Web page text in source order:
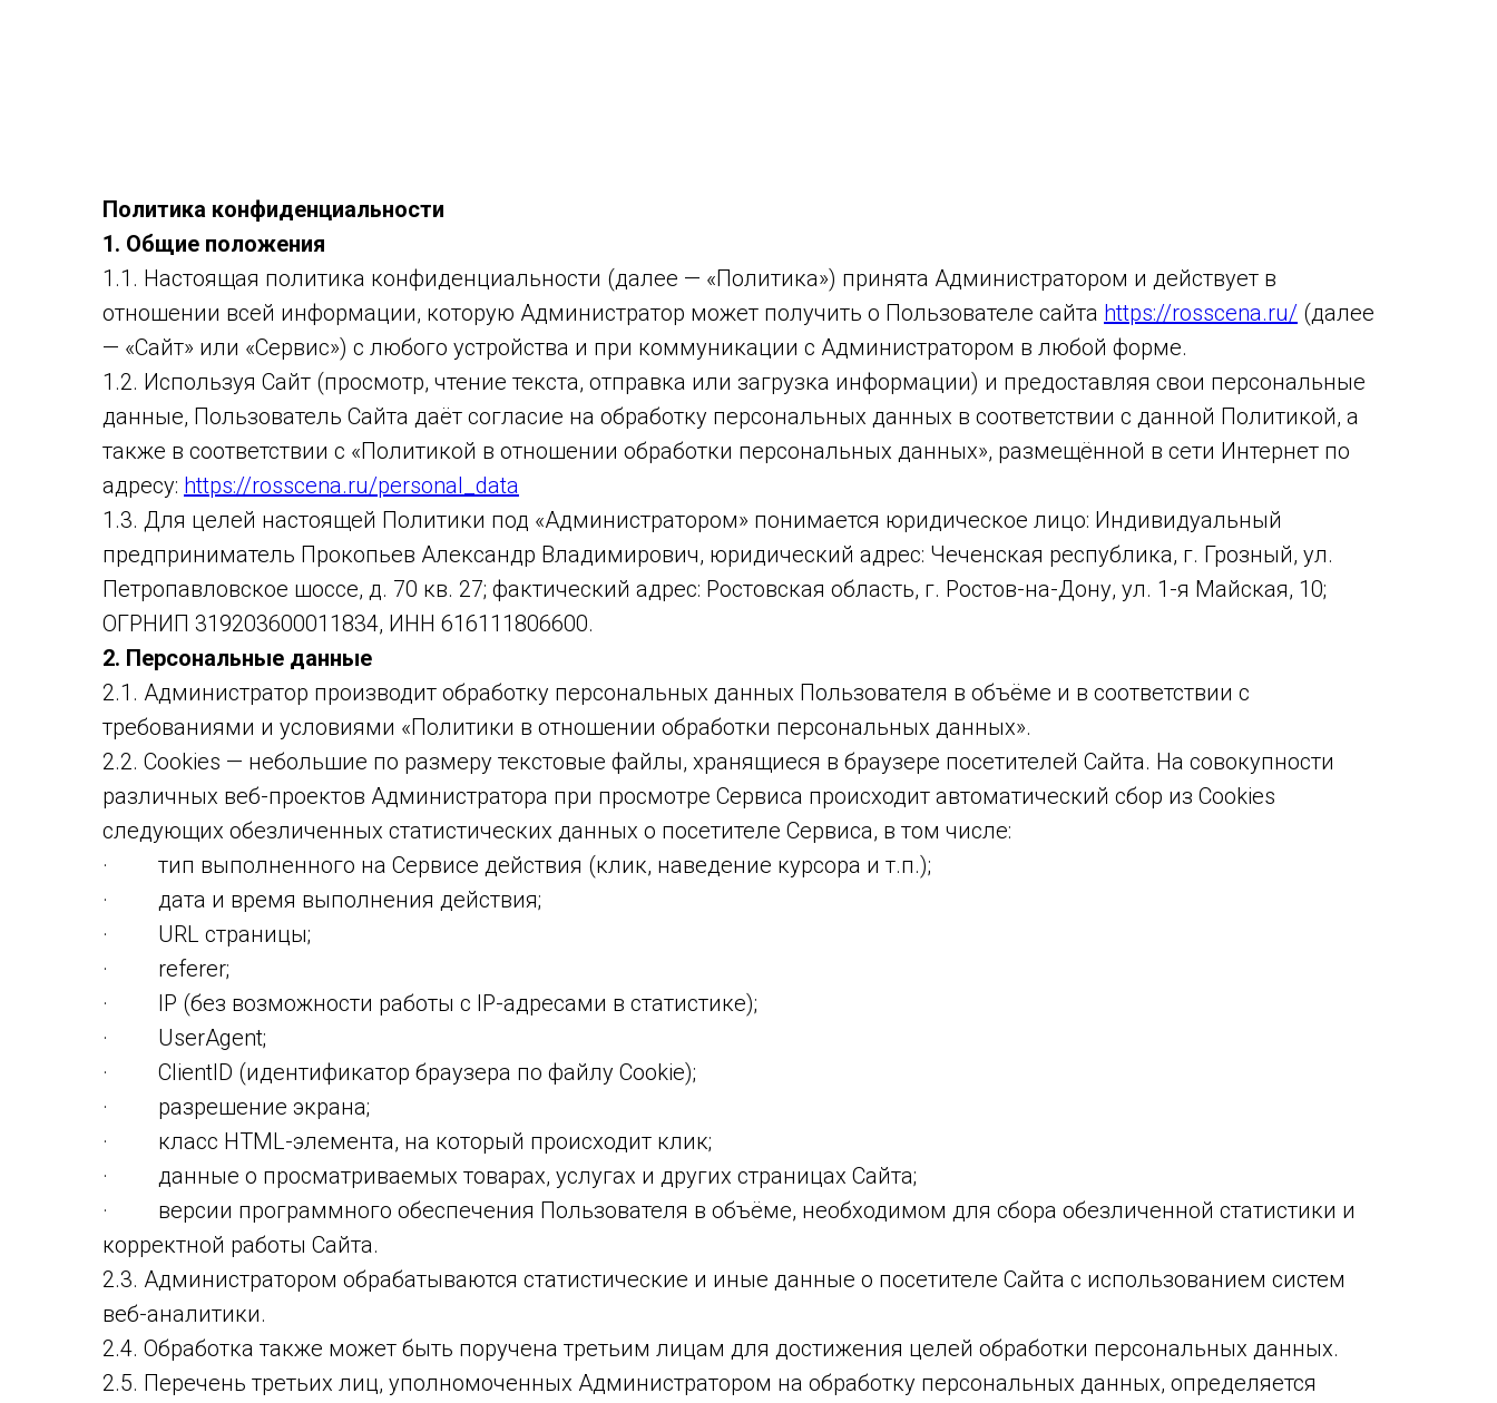
Политика конфиденциальности
1. Общие положения
1.1. Настоящая политика конфиденциальности (далее — «Политика») принята Администратором и действует в
отношении всей информации, которую Администратор может получить о Пользователе сайта https://rosscena.ru/ (далее
— «Сайт» или «Сервис») с любого устройства и при коммуникации с Администратором в любой форме.
1.2. Используя Сайт (просмотр, чтение текста, отправка или загрузка информации) и предоставляя свои персональные
данные, Пользователь Сайта даёт согласие на обработку персональных данных в соответствии с данной Политикой, а
также в соответствии с «Политикой в отношении обработки персональных данных», размещённой в сети Интернет по
адресу: https://rosscena.ru/personal_data
1.3. Для целей настоящей Политики под «Администратором» понимается юридическое лицо: Индивидуальный
предприниматель Прокопьев Александр Владимирович, юридический адрес: Чеченская республика, г. Грозный, ул.
Петропавловское шоссе, д. 70 кв. 27; фактический адрес: Ростовская область, г. Ростов-на-Дону, ул. 1-я Майская, 10;
ОГРНИП 319203600011834, ИНН 616111806600.
2. Персональные данные
2.1. Администратор производит обработку персональных данных Пользователя в объёме и в соответствии с
требованиями и условиями «Политики в отношении обработки персональных данных».
2.2. Cookies — небольшие по размеру текстовые файлы, хранящиеся в браузере посетителей Сайта. На совокупности
различных веб-проектов Администратора при просмотре Сервиса происходит автоматический сбор из Cookies
следующих обезличенных статистических данных о посетителе Сервиса, в том числе:
· тип выполненного на Сервисе действия (клик, наведение курсора и т.п.);
· дата и время выполнения действия;
· URL страницы;
· referer;
· IP (без возможности работы с IP-адресами в статистике);
· UserAgent;
· ClientID (идентификатор браузера по файлу Cookie);
· разрешение экрана;
· класс HTML-элемента, на который происходит клик;
· данные о просматриваемых товарах, услугах и других страницах Сайта;
· версии программного обеспечения Пользователя в объёме, необходимом для сбора обезличенной статистики и
корректной работы Сайта.
2.3. Администратором обрабатываются статистические и иные данные о посетителе Сайта с использованием систем
веб-аналитики.
2.4. Обработка также может быть поручена третьим лицам для достижения целей обработки персональных данных.
2.5. Перечень третьих лиц, уполномоченных Администратором на обработку персональных данных, определяется